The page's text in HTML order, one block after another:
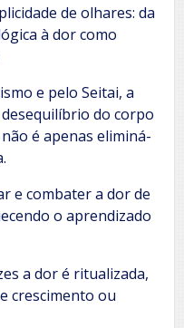
de olhares: da
à dor como
e pelo Seitai, a
do corpo
é apenas eliminá-
e combater a dor de
o aprendizado
a dor é ritualizada,
crescimento ou